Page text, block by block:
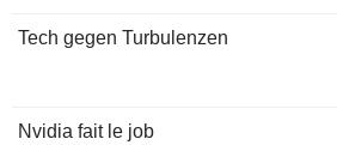
Tech gegen Turbulenzen
Nvidia fait le job